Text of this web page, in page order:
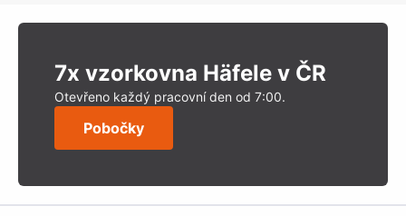
7x vzorkovna Häfele v ČR
Otevřeno každý pracovní den od 7:00.
Pobočky